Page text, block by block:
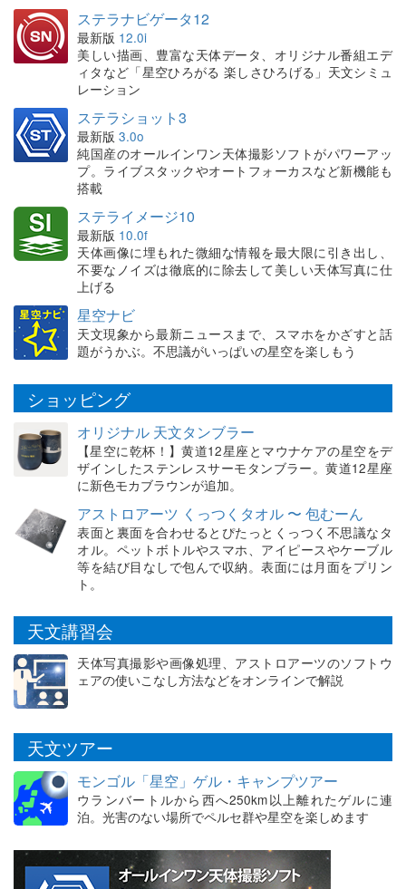
ステラナビゲータ12
最新版 12.0i
美しい描画、豊富な天体データ、オリジナル番組エデ
ィタなど「星空ひろがる 楽しさひろげる」天文シミュ
レーション
ステラショット3
最新版 3.0o
純国産のオールインワン天体撮影ソフトがパワーアッ
プ。ライブスタックやオートフォーカスなど新機能も
搭載
ステライメージ10
最新版 10.0f
天体画像に埋もれた微細な情報を最大限に引き出し、
不要なノイズは徹底的に除去して美しい天体写真に仕
上げる
星空ナビ
天文現象から最新ニュースまで、スマホをかざすと話
題がうかぶ。不思議がいっぱいの星空を楽しもう
ショッピング
オリジナル 天文タンブラー
【星空に乾杯！】黄道12星座とマウナケアの星空をデ
ザインしたステンレスサーモタンブラー。黄道12星座
に新色モカブラウンが追加。
アストロアーツ くっつくタオル 〜 包むーん
表面と裏面を合わせるとぴたっとくっつく不思議なタ
オル。ペットボトルやスマホ、アイピースやケーブル
等を結び目なしで包んで収納。表面には月面をプリン
ト。
天文講習会
天体写真撮影や画像処理、アストロアーツのソフトウ
ェアの使いこなし方法などをオンラインで解説
天文ツアー
モンゴル「星空」ゲル・キャンプツアー
ウランバートルから西へ250km以上離れたゲルに連
泊。光害のない場所でペルセ群や星空を楽しめます